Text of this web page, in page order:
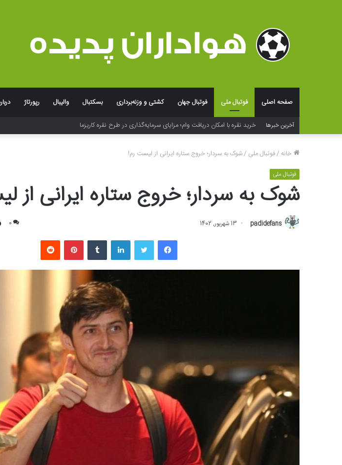
صفحه اصلی فوتبال ملی فوتبال جهان کشتی و وزنه‌برداری بسکتبال والیبال رپورتاژ
آخرین خبرها فراتر از لوگو؛ جادوی شخصی‌سازی و بسته‌بندی در خلق تجربه به یاد ماندنی برند
خانه /فوتبال ملی /شوک به سردار؛ خروج ستاره ایرانی از لیست رم!
فوتبال ملی
شوک به سردار؛ خروج ستاره ایرانی از
padidefans 13 شهریور, 1402 0
فیسبوک لینکداین پینتریست